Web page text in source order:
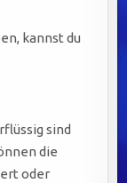
kannst du
sind
die
oder